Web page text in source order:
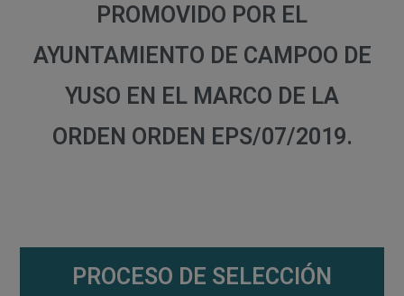
PROMOVIDO POR EL
AYUNTAMIENTO DE CAMPOO DE
YUSO EN EL MARCO DE LA
ORDEN ORDEN EPS/07/2019.
PROCESO DE SELECCIÓN